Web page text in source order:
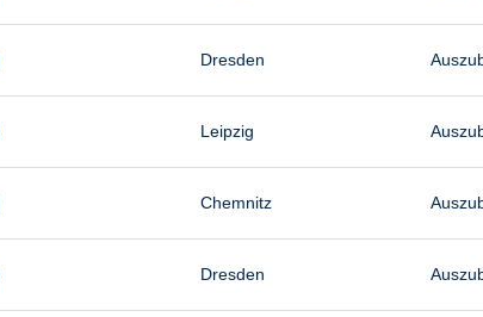
Dresden
Leipzig
Chemnitz
Dresden